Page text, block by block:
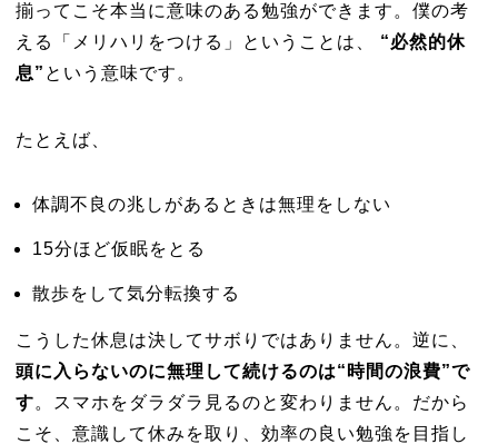
揃ってこそ本当に意味のある勉強ができます。僕の考
える「メリハリをつける」ということは、
“必然的休
息” という意味です。
たとえば、
体調不良の兆しがあるときは無理をしない
15分ほど仮眠をとる
散歩をして気分転換する
こうした休息は決してサボりではありません。逆に、
頭に入らないのに無理して続けるのは“時間の浪費”で
す。スマホをダラダラ見るのと変わりません。だから
こそ、意識して休みを取り、効率の良い勉強を目指し